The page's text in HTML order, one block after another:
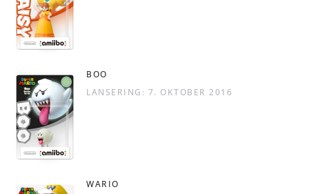
BOO
LANSERING: 7. OKTOBER 2016
WARIO